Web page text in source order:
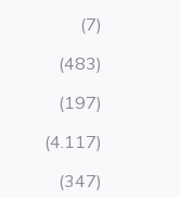
(7)
(483)
(197)
(4.117)
(347)